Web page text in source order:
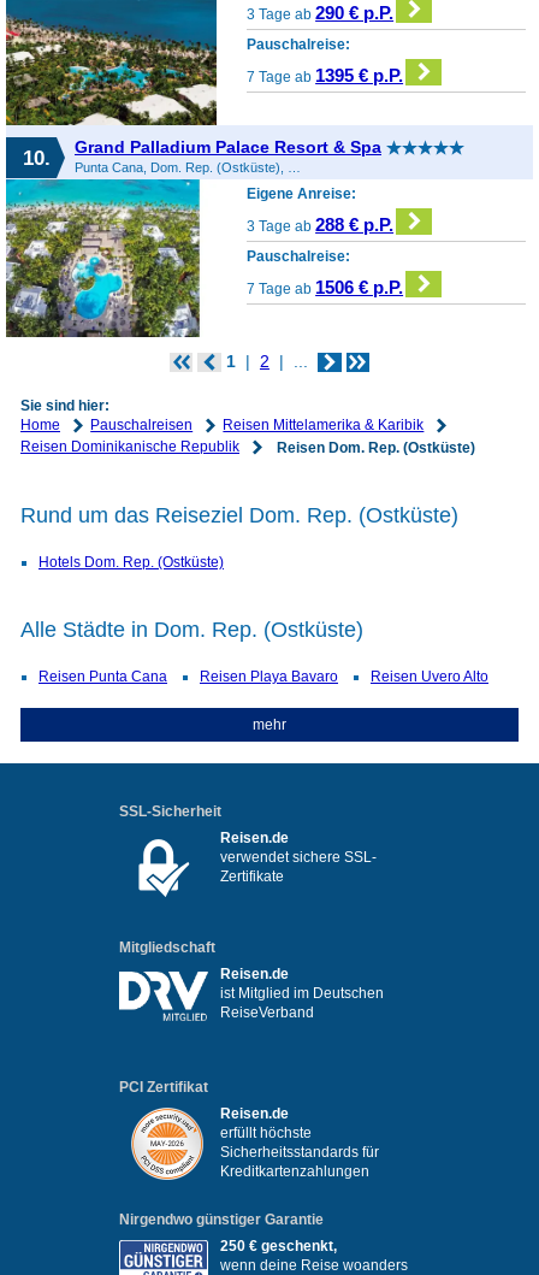
3 Tage ab290 € p.P.
Pauschalreise:
7 Tage ab 1395 € p.P.
10. Grand Palladium Palace Resort & Spa
Eigene Anreise:
3 Tage ab288 € p.P.
Pauschalreise:
7 Tage ab 1506 € p.P.
1 2 ...
Sie sind hier:
Home
Pauschalreisen
Reisen Mittelamerika & Karibik
Reisen Dominikanische Republik
Reisen Dom. Rep. (Ostküste)
Rund um das Reiseziel Dom. Rep. (Ostküste)
Hotels Dom. Rep. (Ostküste)
Alle Städte in Dom. Rep. (Ostküste)
Reisen Punta Cana Reisen Playa Bavaro Reisen Uvero Alto
mehr
SSL-Sicherheit
Reisen.de
verwendet sichere SSL-
Zertifikate
Mitgliedschaft
Reisen.de
ist Mitglied im Deutschen
ReiseVerband
PCI Zertifikat
Reisen.de
erfüllt höchste
Sicherheitsstandards für
Kreditkartenzahlungen
Nirgendwo günstiger Garantie
250 € geschenkt,
wenn deine Reise woanders